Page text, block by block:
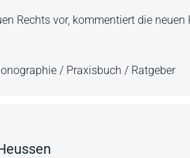
Rechts vor, kommentiert die
/ Praxisbuch / Ratgeber